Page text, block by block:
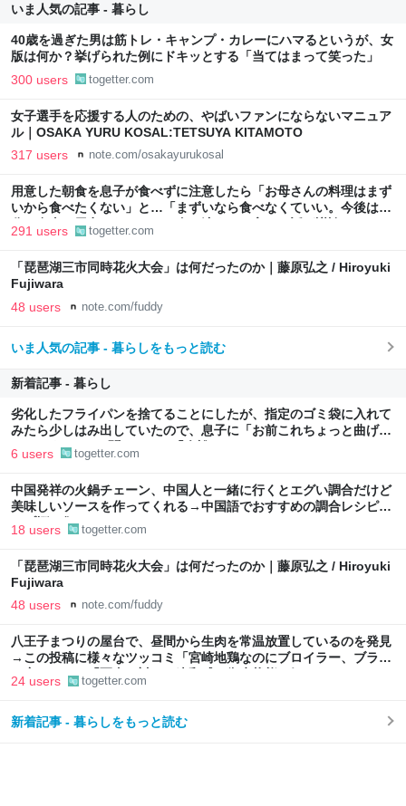
いま人気の記事 - 暮らし
40歳を過ぎた男は筋トレ・キャンプ・カレーにハマるというが、女
版は何か？挙げられた例にドキッとする「当てはまって笑った」
300 users togetter.com
女子選手を応援する人のための、やばいファンにならないマニュア
ル｜OSAKA YURU KOSAL:TETSUYA KITAMOTO
317 users note.com/osakayurukosal
用意した朝食を息子が食べずに注意したら「お母さんの料理はまず
いから食べたくない」と…「まずいなら食べなくていい。今後は自
分で食事を用意しなさい。お金は渡す」と言った話が議論に
291 users togetter.com
「琵琶湖三市同時花火大会」は何だったのか｜藤原弘之 / Hiroyuki
Fujiwara
48 users note.com/fuddy
いま人気の記事 - 暮らしをもっと読む
新着記事 - 暮らし
劣化したフライパンを捨てることにしたが、指定のゴミ袋に入れて
みたら少しはみ出していたので、息子に「お前これちょっと曲げら
れたりする?」と聞いたら、「余裕っしょ」
6 users togetter.com
中国発祥の火鍋チェーン、中国人と一緒に行くとエグい調合だけど
美味しいソースを作ってくれる→中国語でおすすめの調合レシピが
リプ欄に集まる
18 users togetter.com
「琵琶湖三市同時花火大会」は何だったのか｜藤原弘之 / Hiroyuki
Fujiwara
48 users note.com/fuddy
八王子まつりの屋台で、昼間から生肉を常温放置しているのを発見
→この投稿に様々なツッコミ「宮崎地鶏なのにブロイラー、ブラジ
ル産では？」「写真に対して違和感」衛生状態も気になる
24 users togetter.com
新着記事 - 暮らしをもっと読む